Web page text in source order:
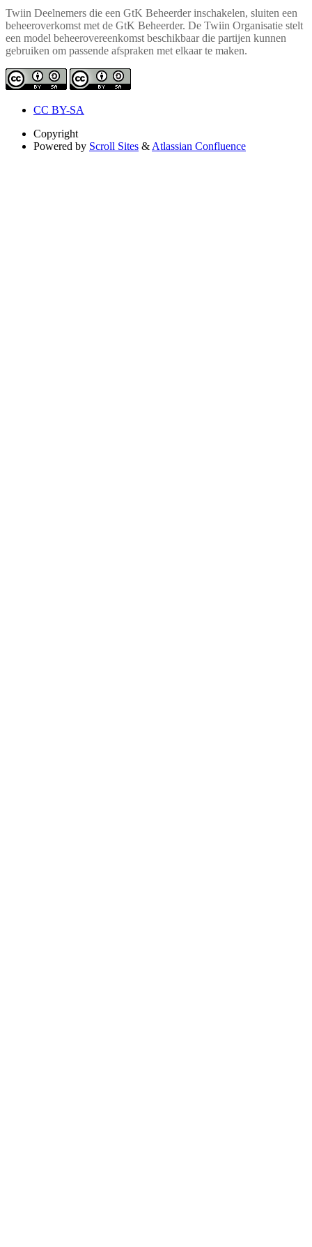
Twiin Deelnemers die een GtK Beheerder inschakelen, sluiten een
beheeroverkomst met de GtK Beheerder. De Twiin Organisatie stelt
een model beheerovereenkomst beschikbaar die partijen kunnen
gebruiken om passende afspraken met elkaar te maken.
CC BY-SA
Copyright
Powered by Scroll Sites & Atlassian Confluence